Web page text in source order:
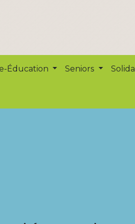
Éducation Seniors